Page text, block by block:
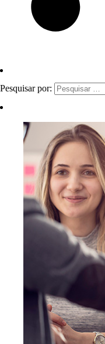
Pesquisar por: